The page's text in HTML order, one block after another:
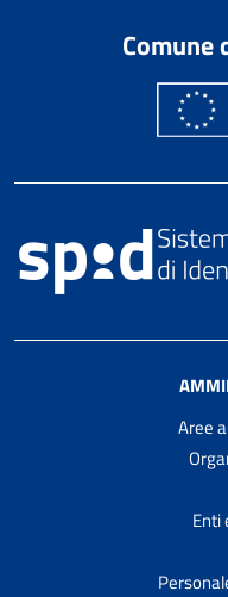
Comune
Aree
Enti